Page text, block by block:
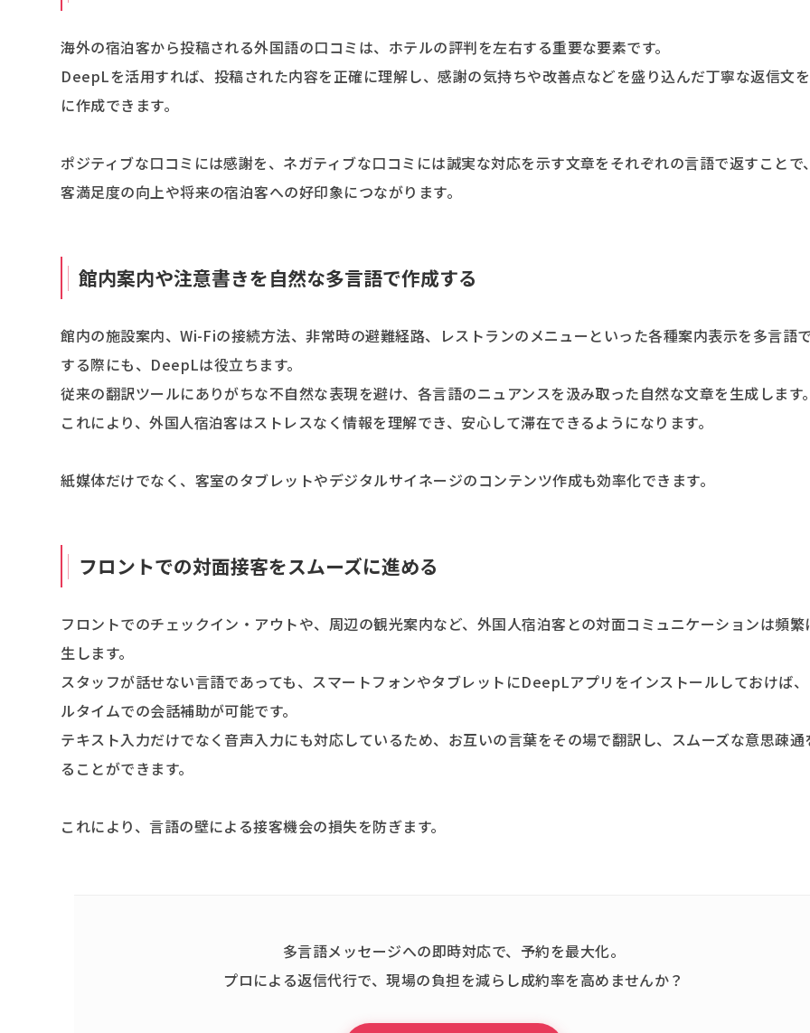
海外の宿泊客から投稿される外国語の口コミは、ホテルの評判を左右する重要な要素です。
DeepLを活用すれば、投稿された内容を正確に理解し、感謝の気持ちや改善点などを盛り込んだ丁寧な返信文
に作成できます。
ポジティブな口コミには感謝を、ネガティブな口コミには誠実な対応を示す文章をそれぞれの言語で返すことで
客満足度の向上や将来の宿泊客への好印象につながります。
館内案内や注意書きを自然な多言語で作成する
館内の施設案内、Wi-Fiの接続方法、非常時の避難経路、レストランのメニューといった各種案内表示を多言語
する際にも、DeepLは役立ちます。
従来の翻訳ツールにありがちな不自然な表現を避け、各言語のニュアンスを汲み取った自然な文章を生成します。
これにより、外国人宿泊客はストレスなく情報を理解でき、安心して滞在できるようになります。
紙媒体だけでなく、客室のタブレットやデジタルサイネージのコンテンツ作成も効率化できます。
フロントでの対面接客をスムーズに進める
フロントでのチェックイン・アウトや、周辺の観光案内など、外国人宿泊客との対面コミュニケーションは頻繁
生します。
スタッフが話せない言語であっても、スマートフォンやタブレットにDeepLアプリをインストールしておけば
ルタイムでの会話補助が可能です。
テキスト入力だけでなく音声入力にも対応しているため、お互いの言葉をその場で翻訳し、スムーズな意思疎通
ることができます。
これにより、言語の壁による接客機会の損失を防ぎます。
多言語メッセージへの即時対応で、予約を最大化。
プロによる返信代行で、現場の負担を減らし成約率を高めませんか？